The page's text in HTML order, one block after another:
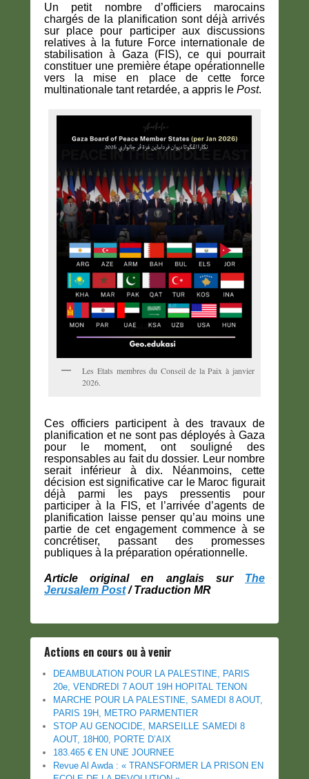
Un petit nombre d’officiers marocains
chargés de la planification sont déjà arrivés
sur place pour participer aux discussions
relatives à la future Force internationale de
stabilisation à Gaza (FIS), ce qui pourrait
constituer une première étape opérationnelle
vers la mise en place de cette force
multinationale tant retardée, a appris le Post.
Les Etats membres du Conseil de la Paix à janvier
2026.
Ces officiers participent à des travaux de
planification et ne sont pas déployés à Gaza
pour le moment, ont souligné des
responsables au fait du dossier. Leur nombre
serait inférieur à dix. Néanmoins, cette
décision est significative car le Maroc figurait
déjà parmi les pays pressentis pour
participer à la FIS, et l’arrivée d’agents de
planification laisse penser qu’au moins une
partie de cet engagement commence à se
concrétiser, passant des promesses
publiques à la préparation opérationnelle.
Article original en anglais sur The
Jerusalem Post/ Traduction MR
Actions en cours ou à venir
DEAMBULATION POUR LA PALESTINE, PARIS
20e, VENDREDI 7 AOUT 19H HOPITAL TENON
MARCHE POUR LA PALESTINE, SAMEDI 8 AOUT,
PARIS 19H, METRO PARMENTIER
STOP AU GENOCIDE, MARSEILLE SAMEDI 8
AOUT, 18H00, PORTE D’AIX
183.465 € EN UNE JOURNEE
Revue Al Awda : « TRANSFORMER LA PRISON EN